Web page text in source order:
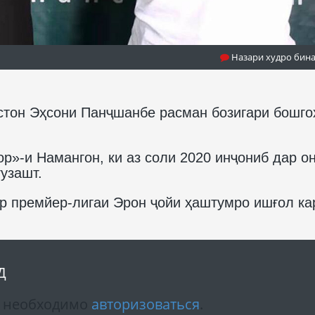
Назари худро
Эҳсони Панҷшанбе расман бозигари
и Намангон, ки аз соли 2020 инҷониб дар
премйер-лигаи Эрон ҷойи ҳаштумро ишғол
авторизоваться